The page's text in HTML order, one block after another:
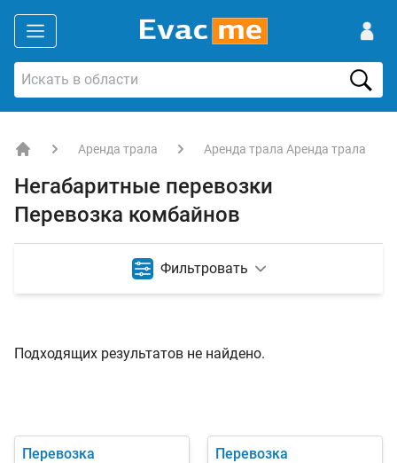
Аренда трала Аренда трала Аренда трала
Негабаритные перевозки
Перевозка комбайнов
Фильтровать
Подходящих результатов не найдено.
Перевозка
Перевозка